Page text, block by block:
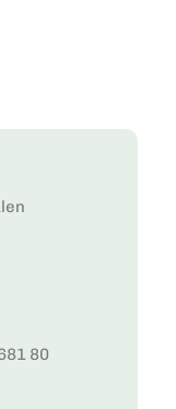
80